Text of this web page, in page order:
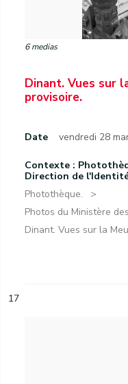
6 medias
Dinant. Vues sur
provisoire.
Date vendredi 28
Contexte :
Direction de
Photothèque.
Photos du Ministère
Dinant. Vues sur la
17